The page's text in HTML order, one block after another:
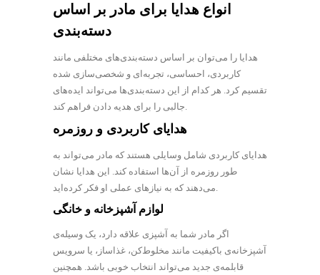
انواع هدایا برای مادر بر اساس
دسته‌بندی
هدایا را می‌توان بر اساس دسته‌بندی‌های مختلفی مانند
کاربردی، احساسی، تجربه‌ای و شخصی‌سازی شده
تقسیم کرد. هر کدام از این دسته‌بندی‌ها می‌تواند ایده‌های
جالبی را برای هدیه دادن فراهم کند.
هدایای کاربردی و روزمره
هدایای کاربردی شامل وسایلی هستند که مادر می‌تواند به
طور روزمره از آن‌ها استفاده کند. این هدایا نشان
می‌دهند که به نیازهای عملی او فکر کرده‌اید.
لوازم آشپزخانه و خانگی
اگر مادر شما به آشپزی علاقه دارد، یک وسیله‌ی
آشپزخانه‌ی باکیفیت مانند مخلوط‌کن، غذاساز، یا سرویس
قابلمه‌ی جدید می‌تواند انتخاب خوبی باشد. همچنین